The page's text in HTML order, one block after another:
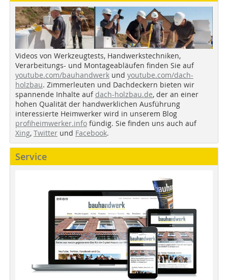
Videos von Werkzeugtests, Handwerkstechniken,
Verarbeitungs- und Montageabläufen finden Sie auf
youtube.com/bauhandwerk und youtube.com/dach-
holzbau. Zimmerleuten und Dachdeckern bieten wir
spannende Inhalte auf dach-holzbau.de, der an einer
hohen Qualität der handwerklichen Ausführung
interessierte Heimwerker wird in unserem Blog
profiheimwerker.info fündig. Sie finden uns auch auf
Xing, Twitter und Facebook.
Service